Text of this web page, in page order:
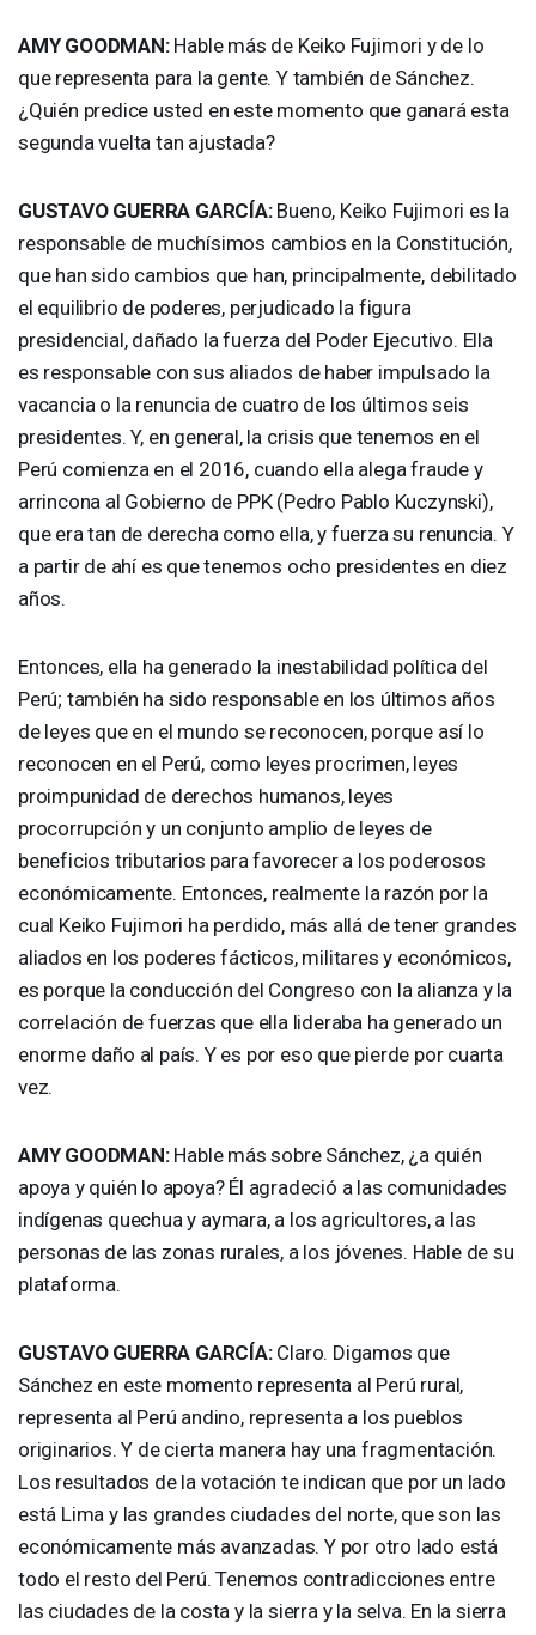
AMY GOODMAN:Hable más de Keiko Fujimori y de lo
que representa para la gente. Y también de Sánchez.
¿Quién predice usted en este momento que ganará esta
segunda vuelta tan ajustada?
GUSTAVO GUERRA GARCÍA:Bueno, Keiko Fujimori es la
responsable de muchísimos cambios en la Constitución,
que han sido cambios que han, principalmente, debilitado
el equilibrio de poderes, perjudicado la figura
presidencial, dañado la fuerza del Poder Ejecutivo. Ella
es responsable con sus aliados de haber impulsado la
vacancia o la renuncia de cuatro de los últimos seis
presidentes. Y, en general, la crisis que tenemos en el
Perú comienza en el 2016, cuando ella alega fraude y
arrincona al Gobierno de PPK(Pedro Pablo Kuczynski),
que era tan de derecha como ella, y fuerza su renuncia. Y
a partir de ahí es que tenemos ocho presidentes en diez
años.
Entonces, ella ha generado la inestabilidad política del
Perú; también ha sido responsable en los últimos años
de leyes que en el mundo se reconocen, porque así lo
reconocen en el Perú, como leyes procrimen, leyes
proimpunidad de derechos humanos, leyes
procorrupción y un conjunto amplio de leyes de
beneficios tributarios para favorecer a los poderosos
económicamente. Entonces, realmente la razón por la
cual Keiko Fujimori ha perdido, más allá de tener grandes
aliados en los poderes fácticos, militares y económicos,
es porque la conducción del Congreso con la alianza y la
correlación de fuerzas que ella lideraba ha generado un
enorme daño al país. Y es por eso que pierde por cuarta
vez.
AMY GOODMAN:Hable más sobre Sánchez, ¿a quién
apoya y quién lo apoya? Él agradeció a las comunidades
indígenas quechua y aymara, a los agricultores, a las
personas de las zonas rurales, a los jóvenes. Hable de su
plataforma.
GUSTAVO GUERRA GARCÍA:Claro. Digamos que
Sánchez en este momento representa al Perú rural,
representa al Perú andino, representa a los pueblos
originarios. Y de cierta manera hay una fragmentación.
Los resultados de la votación te indican que por un lado
está Lima y las grandes ciudades del norte, que son las
económicamente más avanzadas. Y por otro lado está
todo el resto del Perú. Tenemos contradicciones entre
las ciudades de la costa y la sierra y la selva. En la sierra